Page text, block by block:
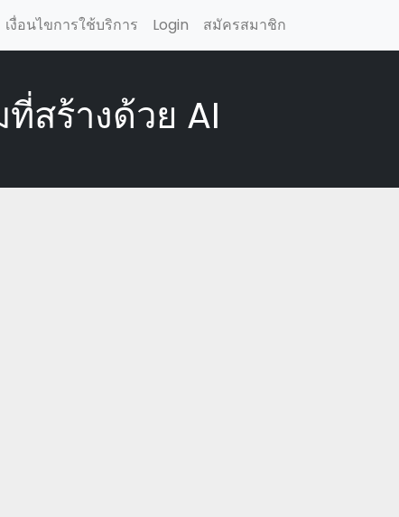
เงื่อนไขการใช้บริการ Login สมัครสมาชิก
สร้างด้วย AI